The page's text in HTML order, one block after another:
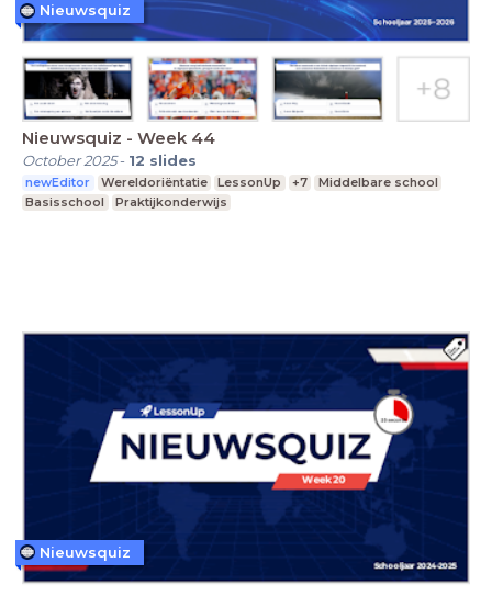
Nieuwsquiz - Week 44
October 2025- 12 slides
newEditor Wereldoriëntatie LessonUp +7
Middelbare school
Basisschool
Praktijkonderwijs
Nieuwsquiz
Nieuwsquiz